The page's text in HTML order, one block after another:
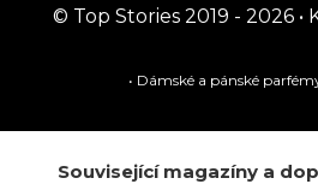
© Top Stories 2019 - 2026 •
• Dámské a pánské
Související magazíny a